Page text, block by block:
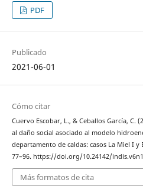
PDF
Publicado
2021-06-01
Cómo citar
Cuervo Escobar, L., & Ceballos García, C.
al daño social asociado al modelo
departamento de caldas: casos La Miel I y
77–96. https://doi.org/10.24142/
Más formatos de cita